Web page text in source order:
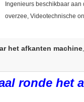
Ingenieurs beschikbaar
overzee, Videotechnische
het afkanten machine,
ronde het